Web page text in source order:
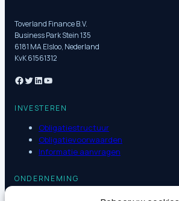
Toverland Finance B.V.
Business Park Stein 135
6181 MA Elsloo, Nederland
KvK 61561312
INVESTEREN
Obligatiestructuur
Obligatievoorwaarden
Informatie aanvragen
ONDERNEMING